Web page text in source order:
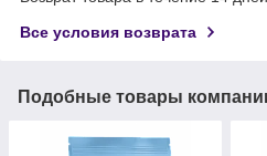
Все условия возврата
Подобные товары